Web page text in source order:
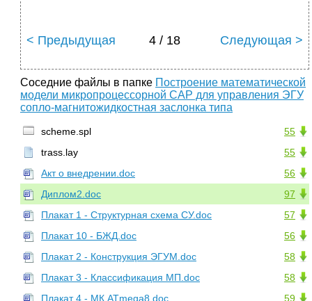
< Предыдущая 4 / 18 Следующая >
Соседние файлы в папке Построение математической
модели микропроцессорной САР для управления ЭГУ
сопло-магнитожидкостная заслонка типа
55
scheme.spl
55
trass.lay
56
Акт о внедрении.doc
97
Диплом2.doc
57
Плакат 1 - Структурная схема СУ.doc
56
Плакат 10 - БЖД.doc
58
Плакат 2 - Конструкция ЭГУМ.doc
58
Плакат 3 - Классификация МП.doc
59
Плакат 4 - МК ATmega8.doc